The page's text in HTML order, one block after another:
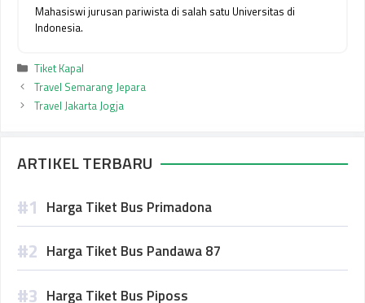
Mahasiswi jurusan pariwista di salah satu Universitas di
Indonesia.
Kategori
Tiket Kapal
Travel Semarang Jepara
Travel Jakarta Jogja
ARTIKEL TERBARU
Harga Tiket Bus Primadona
Harga Tiket Bus Pandawa 87
Harga Tiket Bus Piposs